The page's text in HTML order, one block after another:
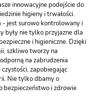
innowacyjne podejście do
higieny i trwałości.
- jest surowo kontrolowany i
były nie tylko przyjazne dla
i higieniczne. Dzięki
szkliwo tworzy na
na zabrudzenia
zapobiegając
Nie tylko dbamy o
bezpieczeństwo i zdrowie